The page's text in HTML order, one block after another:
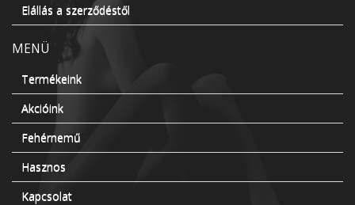
Elállás a szerződéstől
MENÜ
Termékeink
Akcióink
Fehérnemű
Hasznos
Kapcsolat